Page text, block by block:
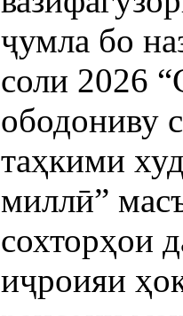
ҷумла бо
соли 2026
ободониву
таҳкими
миллӣ”
сохторҳои
иҷроияи